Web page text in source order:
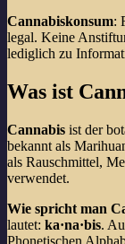
Cannabiskonsum:
legal. Keine
lediglich zu
Was ist
Cannabis ist der
bekannt als
als Rauschmittel,
verwendet.
Wie spricht man
lautet: ka·na·bis.